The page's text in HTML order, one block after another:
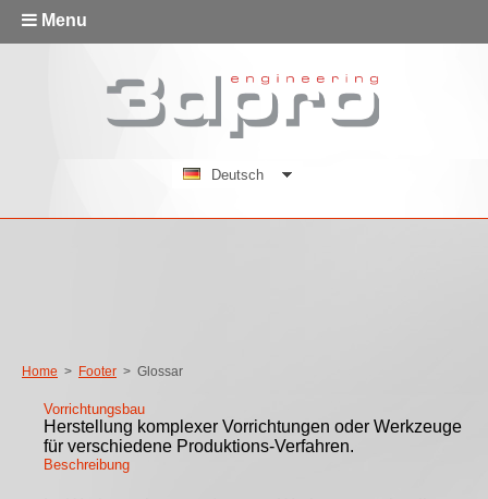
Deutsch
Menu
Home > Footer > Glossar
Vorrichtungsbau
Herstellung komplexer Vorrichtungen oder Werkzeuge
für verschiedene Produktions-Verfahren.
Beschreibung